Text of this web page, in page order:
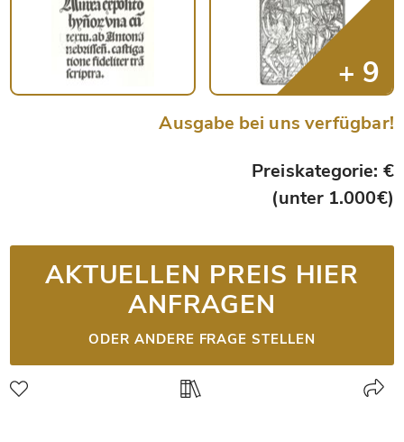
Ausgabe bei uns verfügbar!
Preiskategorie: €
(unter 1.000€)
AKTUELLEN PREIS HIER
ANFRAGEN
ODER ANDERE FRAGE STELLEN